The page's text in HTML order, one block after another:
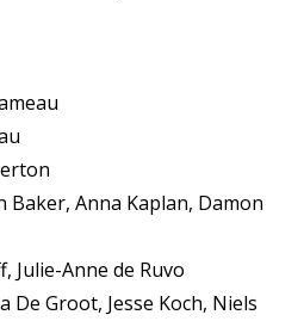
Baker, Anna Kaplan, Damon
Julie-Anne de Ruvo
De Groot, Jesse Koch, Niels